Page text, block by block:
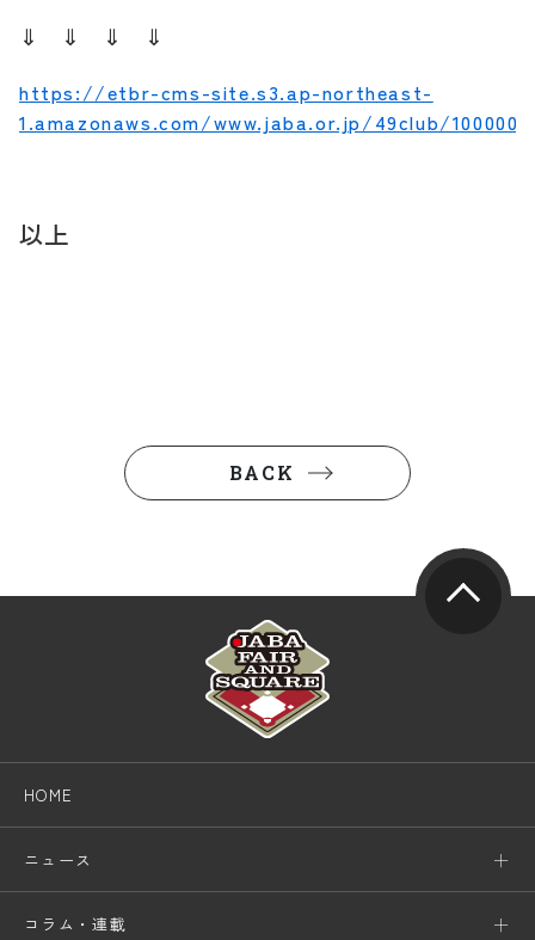
⇓ ⇓ ⇓ ⇓
https://etbr-cms-site.s3.ap-northeast-
1.amazonaws.com/www.jaba.or.jp/49club/
以上
BACK
HOME
ニュース
コラム・連載